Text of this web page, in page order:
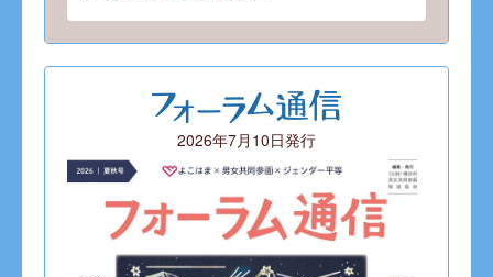
2026年7月10日発行